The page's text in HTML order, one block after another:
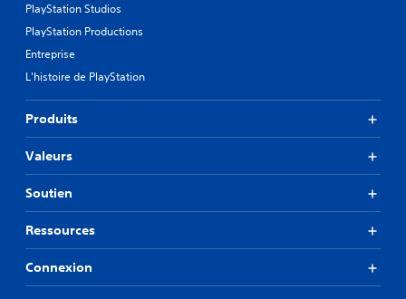
PlayStation Studios
PlayStation Productions
Entreprise
L'histoire de PlayStation
Produits
Valeurs
Soutien
Ressources
Connexion